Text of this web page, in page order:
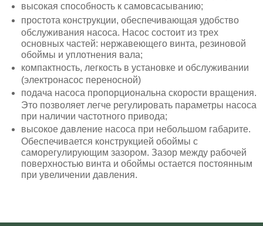
высокая способность к самовсасыванию;
простота конструкции, обеспечивающая удобство
обслуживания насоса. Насос состоит из трех
основных частей: нержавеющего винта, резиновой
обоймы и уплотнения вала;
компактность, легкость в установке и обслуживании
(электронасос переносной)
подача насоса пропорциональна скорости вращения.
Это позволяет легче регулировать параметры насоса
при наличии частотного привода;
высокое давление насоса при небольшом габарите.
Обеспечивается конструкцией обоймы с
саморегулирующим зазором. Зазор между рабочей
поверхностью винта и обоймы остается постоянным
при увеличении давления.